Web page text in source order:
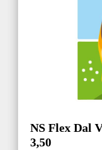
NS Flex Dal
3,50